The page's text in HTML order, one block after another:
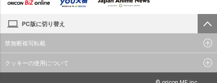
PC版に切り替え
禁無断複写転載
クッキーの使用について